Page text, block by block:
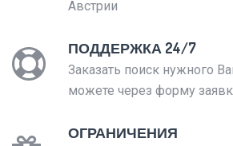
Австрии
ПОДДЕРЖКА 24/7
Заказать поиск нужного
можете через форму
ОГРАНИЧЕНИЯ